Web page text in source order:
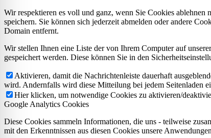
Wir respektieren es voll und ganz, wenn Sie Cookies
speichern. Sie können sich jederzeit abmelden oder andere
Domain entfernt.
Wir stellen Ihnen eine Liste der von Ihrem Computer auf
gespeichert werden. Diese können Sie in den
Aktivieren, damit die Nachrichtenleiste dauerhaft
wird. Andernfalls wird diese Mitteilung bei jedem Seitenladen
Hier klicken, um notwendige Cookies zu aktivieren/
Google Analytics Cookies
Diese Cookies sammeln Informationen, die uns - teilweise
mit den Erkenntnissen aus diesen Cookies unsere